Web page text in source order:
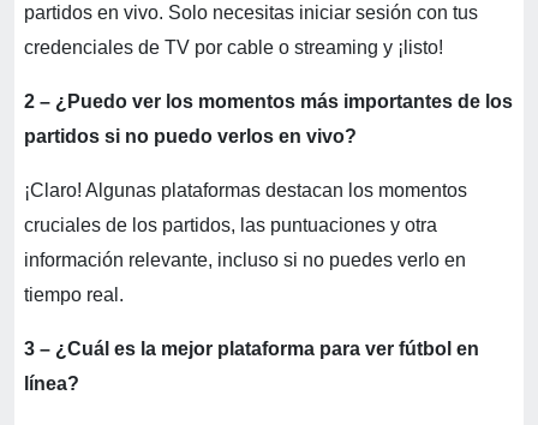
partidos en vivo. Solo necesitas iniciar sesión con tus
credenciales de TV por cable o streaming y ¡listo!
2 – ¿Puedo ver los momentos más importantes de los
partidos si no puedo verlos en vivo?
¡Claro! Algunas plataformas destacan los momentos
cruciales de los partidos, las puntuaciones y otra
información relevante, incluso si no puedes verlo en
tiempo real.
3 – ¿Cuál es la mejor plataforma para ver fútbol en
línea?